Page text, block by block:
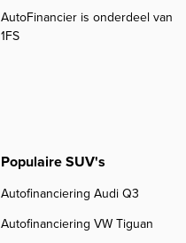
AutoFinancier is onderdeel van
1FS
Populaire SUV's
Autofinanciering Audi Q3
Autofinanciering VW Tiguan